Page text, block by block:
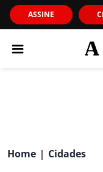
ASSINE
Home | Cidades